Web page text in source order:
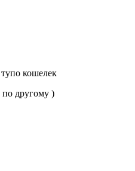
кошелек
по другому )